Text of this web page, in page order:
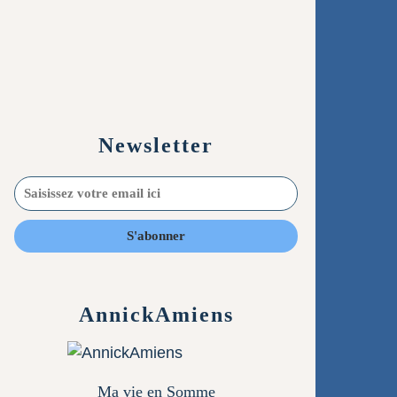
Newsletter
AnnickAmiens
Ma vie en Somme